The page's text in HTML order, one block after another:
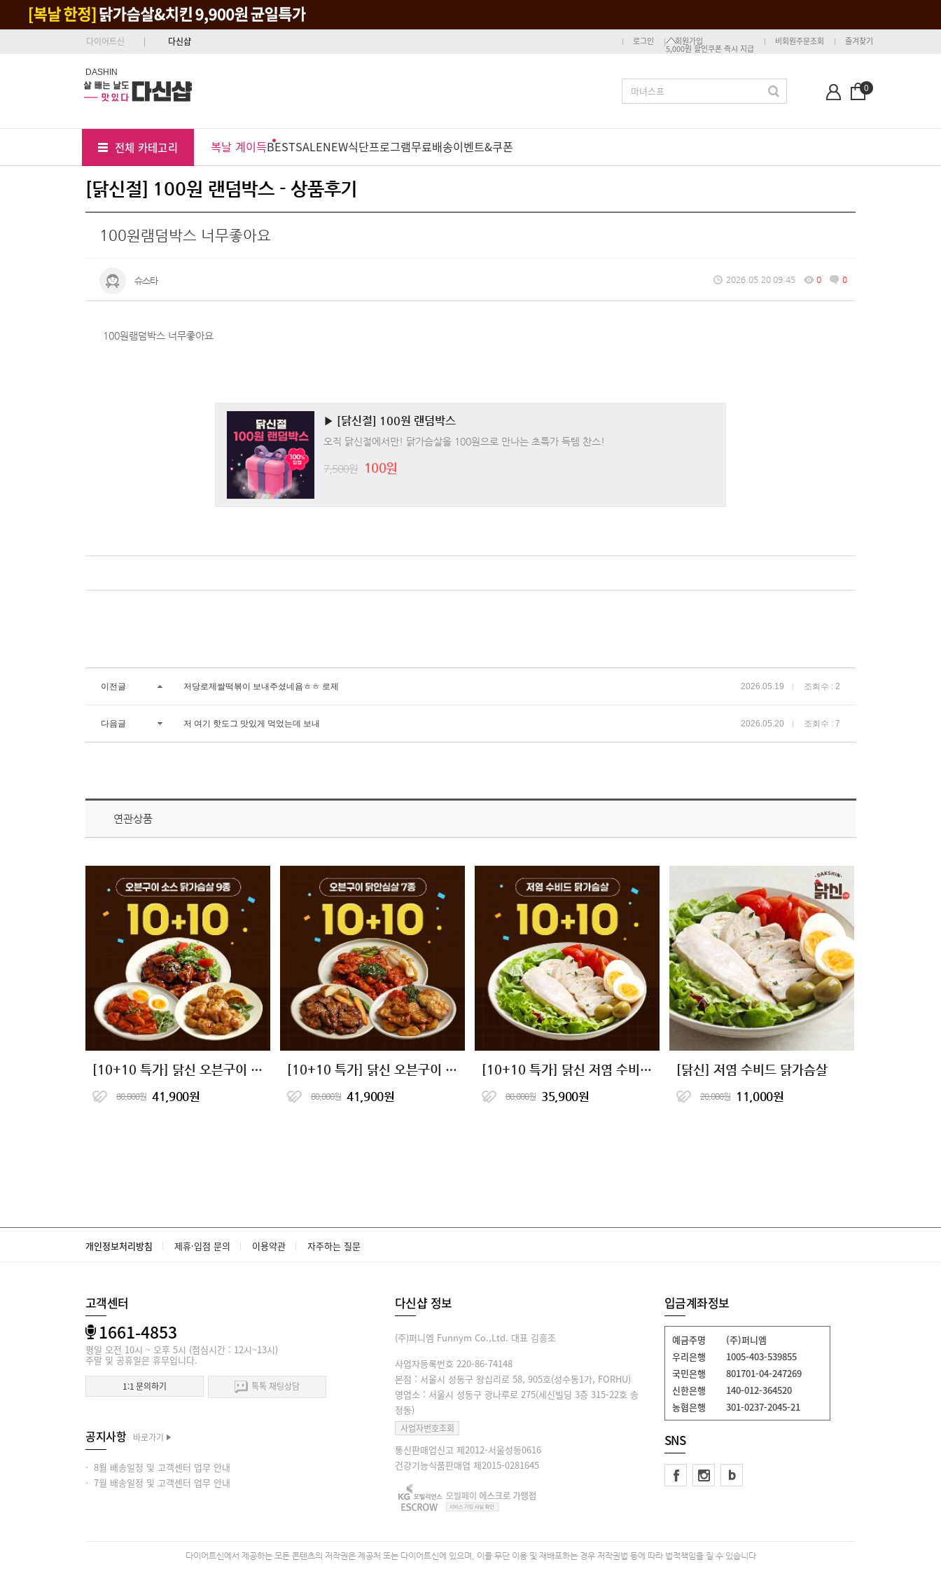
다이어트신 다신샵 로그인 회원가입
5,000원 할인쿠폰 즉시 지급
비회원주문조회 즐겨찾기
DASHIN
0
전체 카테고리 복날 계이득BESTSALENEW식단프로그램무료배송이벤트&쿠폰
[닭신절] 100원 랜덤박스 - 상품후기
100원램덤박스 너무좋아요
슈스타 2026.05.20 09:45 0 0
100원램덤박스 너무좋아요
▶ [닭신절] 100원 랜덤박스
오직 닭신절에서만! 닭가슴살을 100원으로 만나는 초특가 득템 찬스!
7,500원 100원
이전글 저당로제쌀떡볶이 보내주셨네욤ㅎㅎ 로제 2026.05.19 조회수 : 2
다음글 저 여기 핫도그 맛있게 먹었는데 보내 2026.05.20 조회수 : 7
연관상품
[10+10 특가] 닭신 오븐구이 소스 닭가슴살 9종 골라담기
80,000원 41,900원
[10+10 특가] 닭신 오븐구이 닭안심살 7종 골라담기
80,000원 41,900원
[10+10 특가] 닭신 저염 수비드 닭가슴살 20팩
80,000원 35,900원
[닭신] 저염 수비드 닭가슴살
20,000원 11,000원
개인정보처리방침 제휴·입점 문의 이용약관 자주하는 질문
고객센터
1661-4853
평일 오전 10시 ~ 오후 5시 (점심시간 : 12시~13시)
주말 및 공휴일은 휴무입니다.
1:1 문의하기 톡톡 채팅상담
공지사항 바로가기
· 8월 배송일정 및 고객센터 업무 안내
· 7월 배송일정 및 고객센터 업무 안내
다신샵 정보
(주)퍼니엠 Funnym Co.,Ltd. 대표 김흥조
사업자등록번호 220-86-74148
본점 : 서울시 성동구 왕십리로 58, 905호(성수동1가, FORHU)
영업소 : 서울시 성동구 광나루로 275(세신빌딩 3층 315-22호 송
정동)
사업자번호조회
통신판매업신고 제2012-서울성동0616
건강기능식품판매업 제2015-0281645
입금계좌정보
예금주명
(주)퍼니엠
우리은행
1005-403-539855
국민은행
801701-04-247269
신한은행
140-012-364520
농협은행
301-0237-2045-21
SNS
다이어트신에서 제공하는 모든 콘텐츠의 저작권은 제공처 또는 다이어트신에 있으며, 이를 무단 이용 및 재배포하는 경우 저작권법 등에 따라 법적책임을 질 수 있습니다